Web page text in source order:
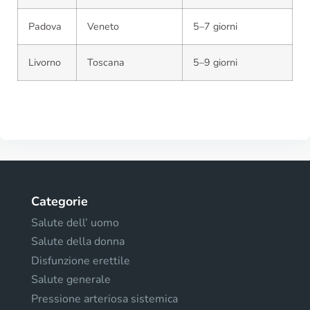
Padova Veneto 5–7 giorni
Livorno Toscana 5–9 giorni
Categorie
Salute dell’ uomo
Salute della donna
Disfunzione erettile
Salute generale
Pressione arteriosa sistemica